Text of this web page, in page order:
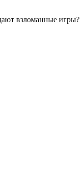
взломанные игры?